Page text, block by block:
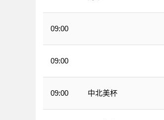
09:00
09:00
09:00 中北美杯